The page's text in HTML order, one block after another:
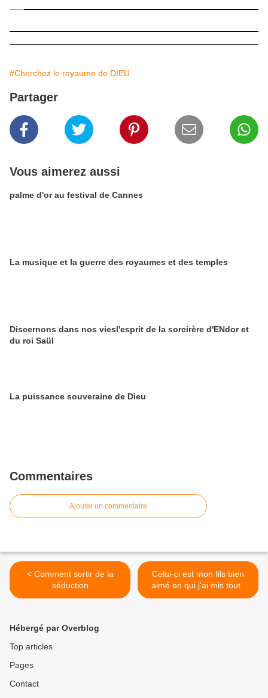
#Cherchez le royaume de DIEU
Partager
Vous aimerez aussi
palme d'or au festival de Cannes
La musique et la guerre des royaumes et des temples
Discernons dans nos viesl'esprit de la sorcirère d'ENdor et
du roi Saül
La puissance souveraine de Dieu
Commentaires
Ajouter un commentaire
< Comment sortir de la
séduction
Celui-ci est mon fils bien
aimé en qui j'ai mis toute
mon affection >
Hébergé par Overblog
Top articles
Pages
Contact